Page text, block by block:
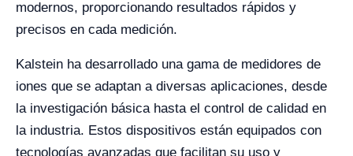
modernos, proporcionando resultados rápidos y
precisos en cada medición.
Kalstein ha desarrollado una gama de medidores de
iones que se adaptan a diversas aplicaciones, desde
la investigación básica hasta el control de calidad en
la industria. Estos dispositivos están equipados con
tecnologías avanzadas que facilitan su uso y